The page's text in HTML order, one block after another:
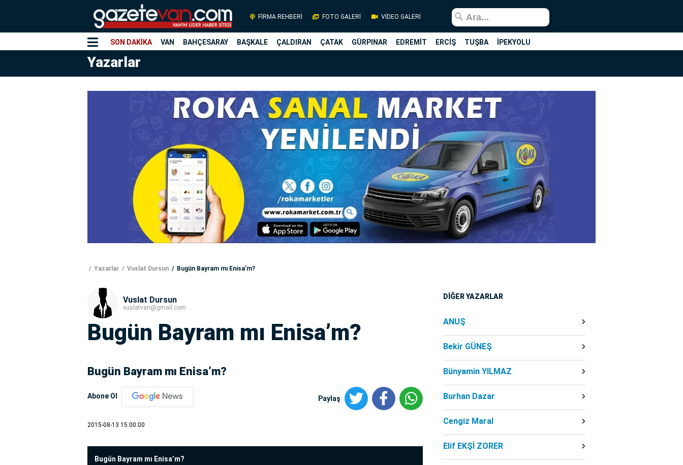
FİRMA REHBERİ FOTO GALERİ VİDEO GALERİ
SON DAKİKA VAN BAHÇESARAY BAŞKALE ÇALDIRAN ÇATAK GÜRPINAR EDREMİT ERCİŞ TUŞBA İPEKYOLU
Yazarlar
Yazarlar Vuslat Dursun Bugün Bayram mı Enisa’m?
Vuslat Dursun
vuslatvan@gmail.com
Bugün Bayram mı Enisa’m?
Bugün Bayram mı Enisa’m?
Abone Ol Paylaş
2015-08-13 15:00:00
Bugün Bayram mı Enisa’m?
DİĞER YAZARLAR
ANUŞ
Bekir GÜNEŞ
Bünyamin YILMAZ
Burhan Dazar
Cengiz Maral
Elif EKŞİ ZORER